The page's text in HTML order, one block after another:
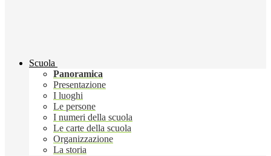
Scuola
Panoramica
Presentazione
I luoghi
Le persone
I numeri della scuola
Le carte della scuola
Organizzazione
La storia